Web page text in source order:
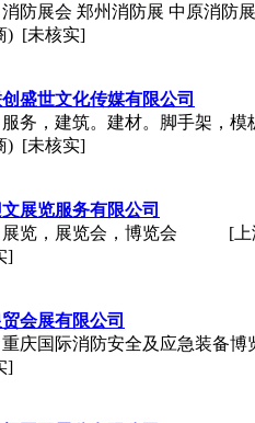
防展会 郑州消防展 中原消防展
) [未核实]
盛世文化传媒有限公司
务，建筑。建材。脚手架，模
) [未核实]
文展览服务有限公司
览，展览会，博览会
]
[
会展有限公司
庆国际消防安全及应急装备博
]